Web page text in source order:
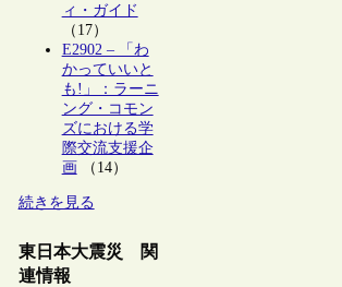
ィ・ガイド
（17）
E2902 – 「わ
かっていいと
も!」：ラーニ
ング・コモン
ズにおける学
際交流支援企
画（14）
続きを見る
東日本大震災 関
連情報